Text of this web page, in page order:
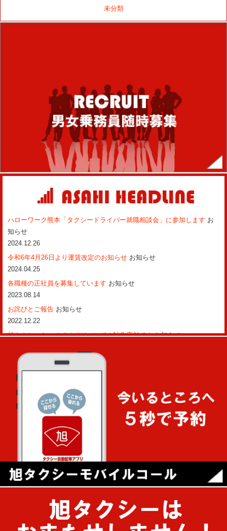
未分類
ハローワーク熊本「タクシードライバー就職相談会」に参加します お
知らせ
2024.12.26
令和6年4月26日より運賃改定のお知らせ お知らせ
2024.04.25
各職種の正社員を募集しています お知らせ
2023.08.14
お詫びとご報告 お知らせ
2022.12.22
旭タクシーも、ペイペイジャンボの対象店舗ですお知らせ